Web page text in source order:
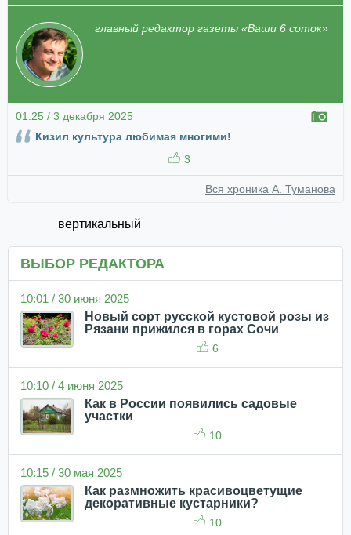
главный редактор газеты «Ваши 6 соток»
01:25 / 3 декабря 2025
Кизил культура любимая многими!
3
Вся хроника А. Туманова
вертикальный
ВЫБОР РЕДАКТОРА
10:01 / 30 июня 2025
Новый сорт русской кустовой розы из
Рязани прижился в горах Сочи
6
10:10 / 4 июня 2025
Как в России появились садовые
участки
10
10:15 / 30 мая 2025
Как размножить красивоцветущие
декоративные кустарники?
10